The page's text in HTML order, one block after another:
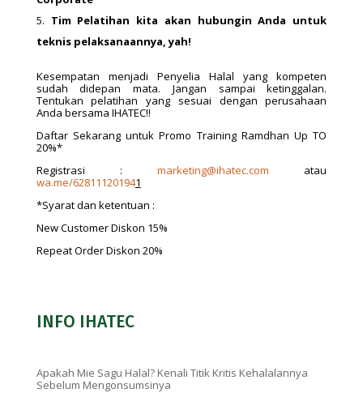
Tim Pelatihan kita akan hubungin Anda untuk
teknis pelaksanaannya, yah!
Kesempatan menjadi Penyelia Halal yang kompeten
sudah didepan mata. Jangan sampai ketinggalan.
Tentukan pelatihan yang sesuai dengan perusahaan
Anda bersama IHATEC!!
Daftar Sekarang untuk Promo Training Ramdhan Up TO
20%*
Registrasi :marketing@ihatec.com atau
wa.me/628111201941
*Syarat dan ketentuan :
New Customer Diskon 15%
Repeat Order Diskon 20%
INFO IHATEC
Apakah Mie Sagu Halal? Kenali Titik Kritis Kehalalannya
Sebelum Mengonsumsinya